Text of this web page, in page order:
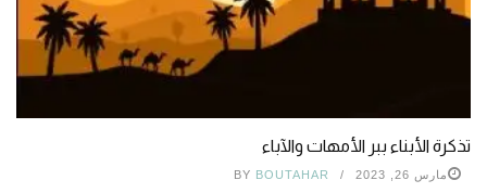
تذكرة الأبناء ببر الأمهات والآباء
مارس 26, 2023 BY BOUTAHAR